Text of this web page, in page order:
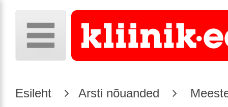
Esileht Arsti nõuanded